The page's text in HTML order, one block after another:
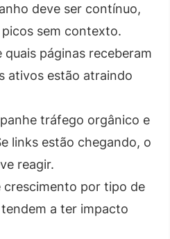
deve ser contínuo,
sem contexto.
quais páginas receberam
ativos estão atraindo
tráfego orgânico e
links estão chegando, o
reagir.
crescimento por tipo de
a ter impacto